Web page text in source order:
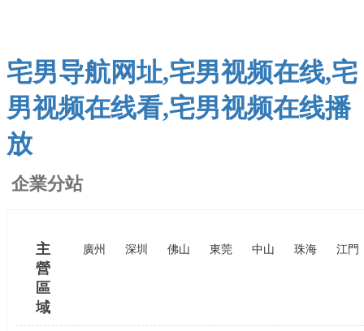
宅男导航网址,宅男视频在线,宅
男视频在线看,宅男视频在线播
放
企業分站
主
營
區
域
廣州 深圳 佛山 東莞 中山 珠海 江門